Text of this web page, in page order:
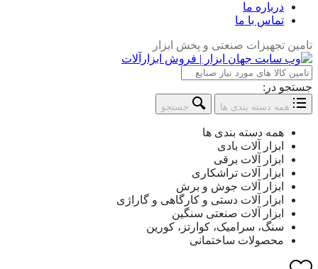
درباره ما
تماس با ما
تامین تجهیزات صنعتی و پخش ابزار
جستجو در:
همه دسته بندی ها جستجو
همه دسته بندی ها
ابزار آلات بادی
ابزار آلات برقی
ابزار آلات تراشکاری
ابزار آلات جوش و برش
ابزار آلات دستی و کارگاهی و گاراژی
ابزار آلات صنعتی سنگین
سنگ، سرامیک، کوارتز، کورین
محصولات ساختمانی